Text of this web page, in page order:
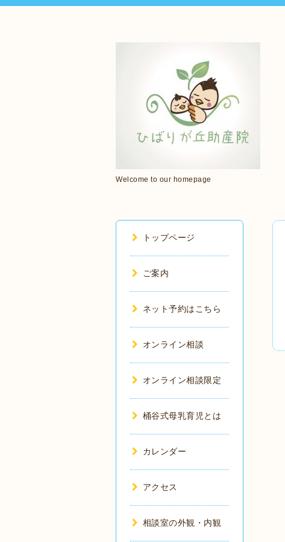
Welcome to our homepage
トップページ
ご案内
ネット予約はこちら
オンライン相談
オンライン相談限定
桶谷式母乳育児とは
カレンダー
アクセス
相談室の外観・内観